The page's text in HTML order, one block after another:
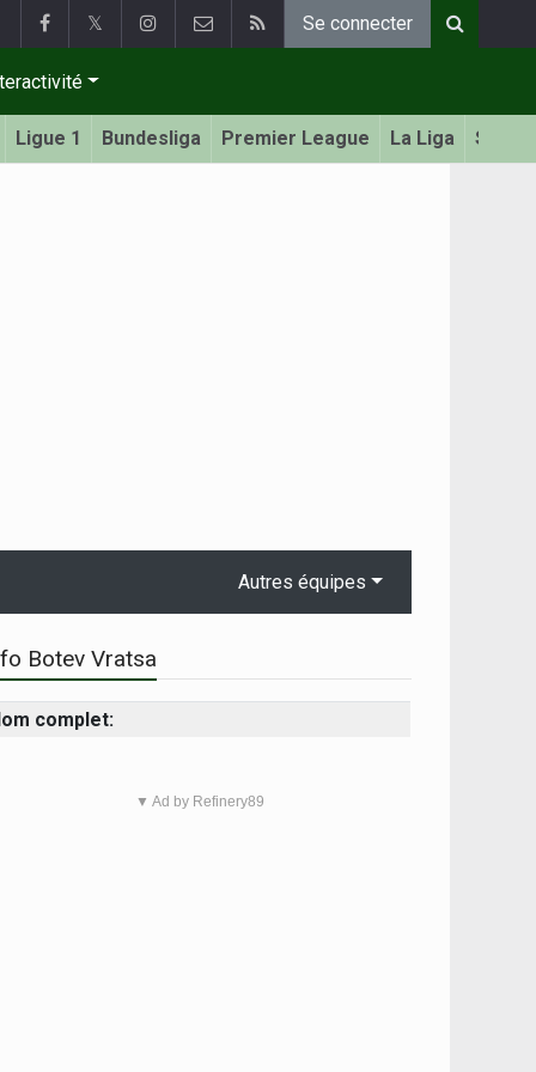
𝕏 Se connecter
Ligue 1 Bundesliga Premier League La Liga Serie
Autres équipes
Botev Vratsa
complet:
▼ Ad by Refinery89